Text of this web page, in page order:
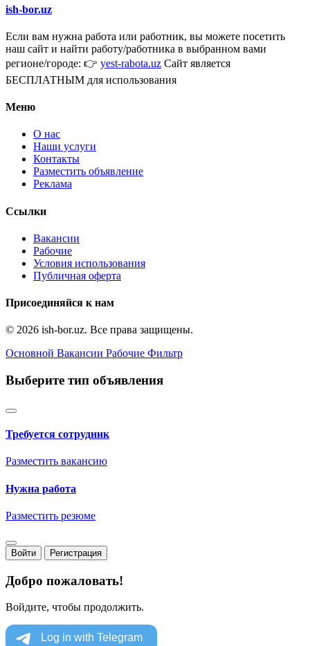
ish-bor.uz
Если вам нужна работа или работник, вы можете посетить
наш сайт и найти работу/работника в выбранном вами
регионе/городе: 👉 yest-rabota.uz Сайт является
БЕСПЛАТНЫМ для использования
Меню
О нас
Наши услуги
Контакты
Разместить объявление
Реклама
Ссылки
Вакансии
Рабочие
Условия использования
Публичная оферта
Присоединяйся к нам
© 2026 ish-bor.uz. Все права защищены.
Основной Вакансии Рабочие Фильтр
Выберите тип объявления
Требуется сотрудник
Разместить вакансию
Нужна работа
Разместить резюме
Войти Регистрация
Добро пожаловать!
Войдите, чтобы продолжить.